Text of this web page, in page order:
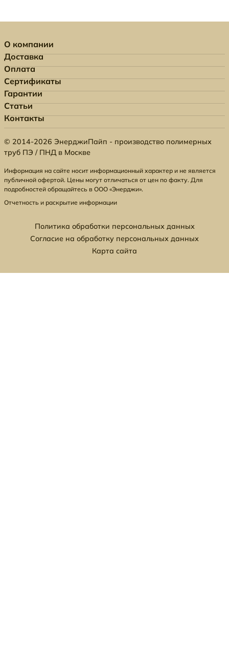
О компании
Доставка
Оплата
Сертификаты
Гарантии
Статьи
Контакты
© 2014-2026 ЭнерджиПайп - производство полимерных
труб ПЭ / ПНД в Москве
Информация на сайте носит информационный характер и не является
публичной офертой. Цены могут отличаться от цен по факту. Для
подробностей обращайтесь в ООО «Энерджи».
Отчетность и раскрытие информации
Политика обработки персональных данных
Согласие на обработку персональных данных
Карта сайта